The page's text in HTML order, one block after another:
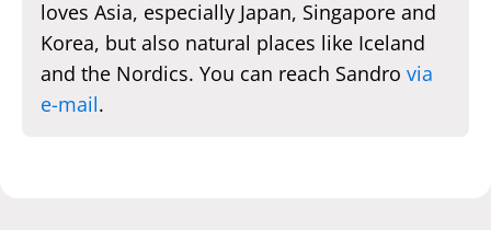
loves Asia, especially Japan, Singapore and
Korea, but also natural places like Iceland
and the Nordics. You can reach Sandro via
e-mail.